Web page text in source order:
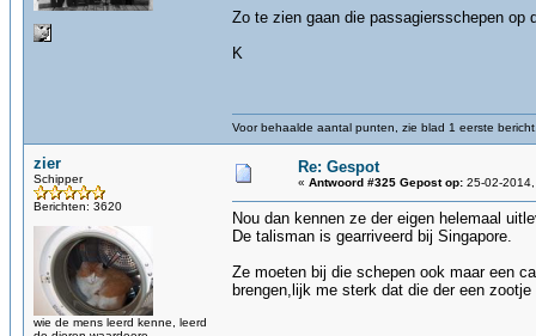
Zo te zien gaan die passagiersschepen op
K
Voor behaalde aantal punten, zie blad 1 eerste
zier
Schipper
Berichten: 3620
wie de mens leerd kenne, leerd
Re: Gespot
« Antwoord #325 Gepost op: 25-02-
Nou dan kennen ze der eigen helemaal
De talisman is gearriveerd bij Singapore.
Ze moeten bij die schepen ook maar een
brengen,lijk me sterk dat die der een